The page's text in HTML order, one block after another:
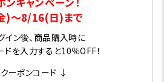
)～8/16(日)まで
イン後、商品購入時に
ドを入力すると10％OFF！
ーポンコード ↓